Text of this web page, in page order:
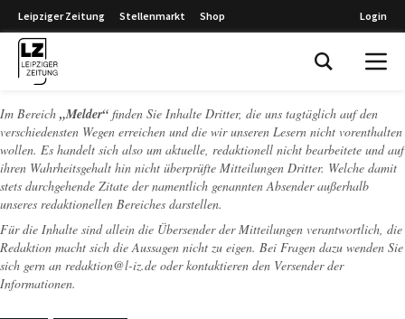
Leipziger Zeitung Stellenmarkt Shop Login
Im Bereich „Melder“ finden Sie Inhalte Dritter, die uns tagtäglich auf den
verschiedensten Wegen erreichen und die wir unseren Lesern nicht vorenthalten
wollen. Es handelt sich also um aktuelle, redaktionell nicht bearbeitete und auf
ihren Wahrheitsgehalt hin nicht überprüfte Mitteilungen Dritter. Welche damit
stets durchgehende Zitate der namentlich genannten Absender außerhalb
unseres redaktionellen Bereiches darstellen.
Für die Inhalte sind allein die Übersender der Mitteilungen verantwortlich, die
Redaktion macht sich die Aussagen nicht zu eigen. Bei Fragen dazu wenden Sie
sich gern an redaktion@l-iz.de oder kontaktieren den Versender der
Informationen.